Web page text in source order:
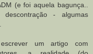
(e foi aquela bagunça..
descontração - algumas
um artigo com